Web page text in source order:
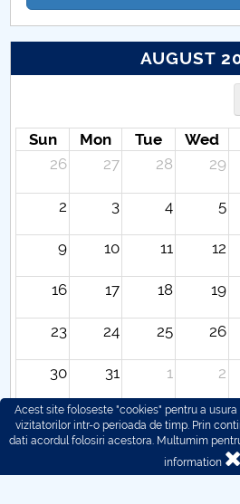
AUGUST
Sun Mon Tue Wed
26
27 28 29
2 3 4 5
9 10 11 12
16 17 18 19
23 24 25 26
30 31 1 2
Acest site foloseste "cookies" pentru a
vizitatorilor intr-o perioada de timp. Prin
dati acordul folosiri acestora. Multumim
information